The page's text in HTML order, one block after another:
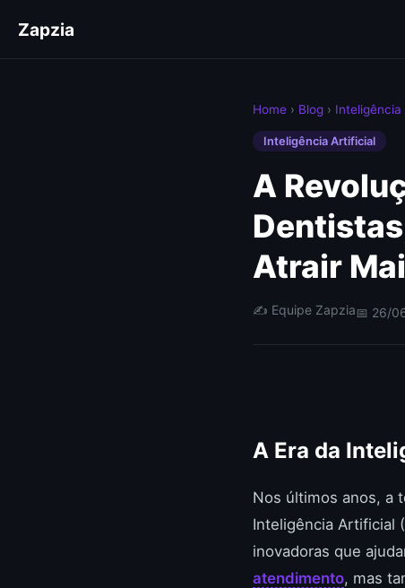
Zapzia
Home › Blog ›
Inteligência Artificial
A
Atrair
✍️ Equipe Zapzia📅 26/
A Era da
Nos últimos anos, a
Inteligência Artificial
inovadoras que
atendimento, mas